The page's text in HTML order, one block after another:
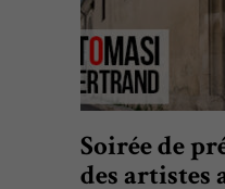
Soirée de
des artistes